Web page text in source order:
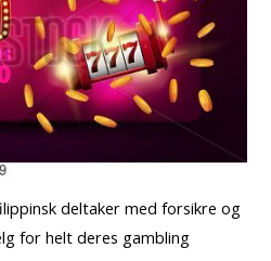
deltaker med forsikre og
for helt deres gambling